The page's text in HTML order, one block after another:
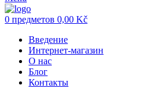
0 предметов 0,00 Kč
Введение
Интернет-магазин
О нас
Блог
Контакты